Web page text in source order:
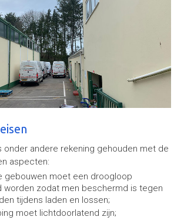
onder andere rekening gehouden met de
aspecten:
worden zodat men beschermd is tegen
tijdens laden en lossen;
moet lichtdoorlatend zijn;